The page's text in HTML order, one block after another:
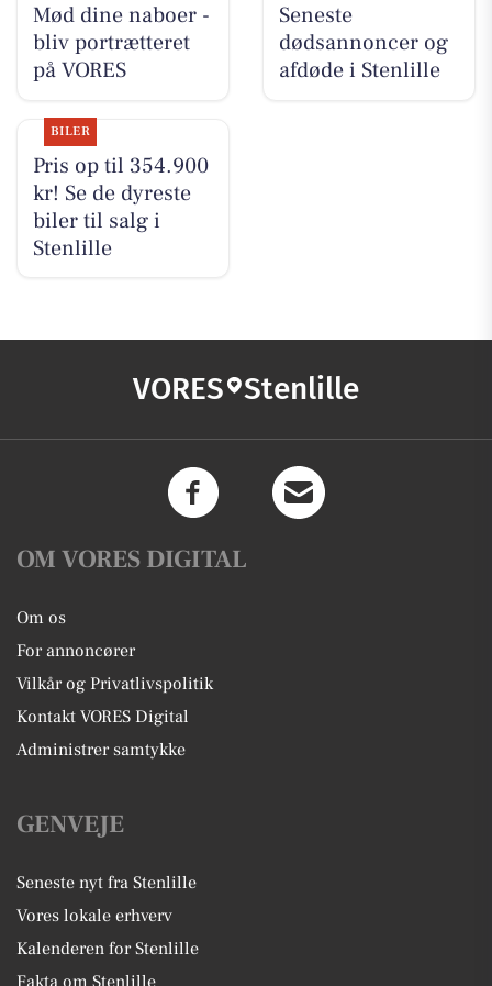
Mød dine naboer -
bliv portrætteret
på VORES
Seneste
dødsannoncer og
afdøde i Stenlille
BILER
Pris op til 354.900
kr! Se de dyreste
biler til salg i
Stenlille
VORES Stenlille
OM VORES DIGITAL
Om os
For annoncører
Vilkår og Privatlivspolitik
Kontakt VORES Digital
Administrer samtykke
GENVEJE
Seneste nyt fra Stenlille
Vores lokale erhverv
Kalenderen for Stenlille